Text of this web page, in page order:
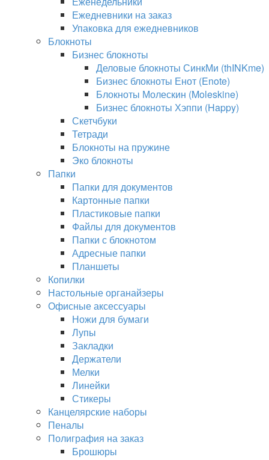
Ежедневники на заказ
Упаковка для ежедневников
Блокноты
Бизнес блокноты
Деловые блокноты СинкМи (thINKme)
Бизнес блокноты Енот (Enote)
Блокноты Молескин (Moleskine)
Бизнес блокноты Хэппи (Happy)
Скетчбуки
Тетради
Блокноты на пружине
Эко блокноты
Папки
Папки для документов
Картонные папки
Пластиковые папки
Файлы для документов
Папки с блокнотом
Адресные папки
Планшеты
Копилки
Настольные органайзеры
Офисные аксессуары
Ножи для бумаги
Лупы
Закладки
Держатели
Мелки
Линейки
Стикеры
Канцелярские наборы
Пеналы
Полиграфия на заказ
Брошюры